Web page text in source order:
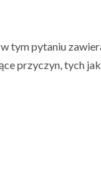
tym pytaniu
przyczyn, tych